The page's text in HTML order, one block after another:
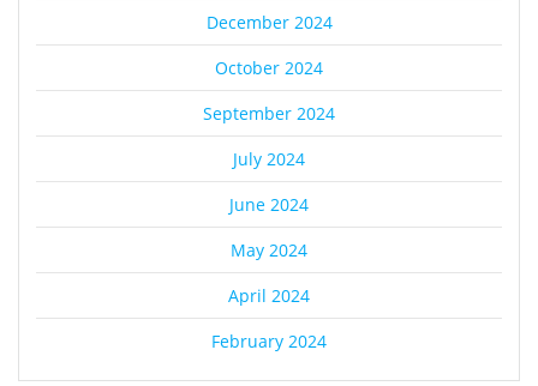
December 2024
October 2024
September 2024
July 2024
June 2024
May 2024
April 2024
February 2024